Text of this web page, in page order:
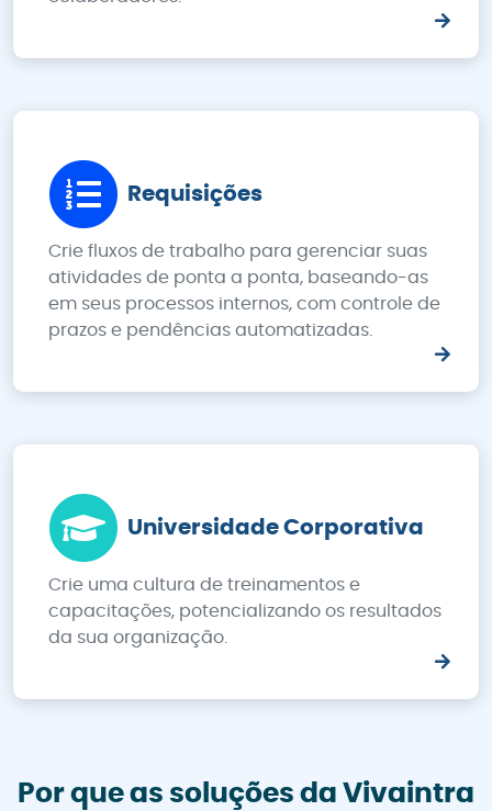
Requisições
Crie fluxos de trabalho para gerenciar suas
atividades de ponta a ponta, baseando-as
em seus processos internos, com controle de
prazos e pendências automatizadas.
Universidade Corporativa
Crie uma cultura de treinamentos e
capacitações, potencializando os resultados
da sua organização.
Por que as soluções da Vivaintra